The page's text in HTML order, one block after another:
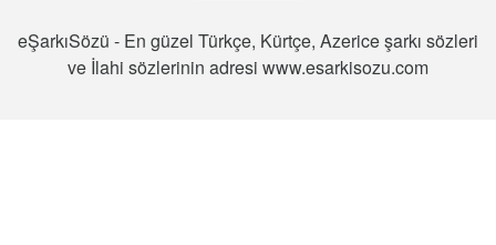
eŞarkıSözü - En güzel Türkçe, Kürtçe, Azerice şarkı sözleri
ve İlahi sözlerinin adresi www.esarkisozu.com